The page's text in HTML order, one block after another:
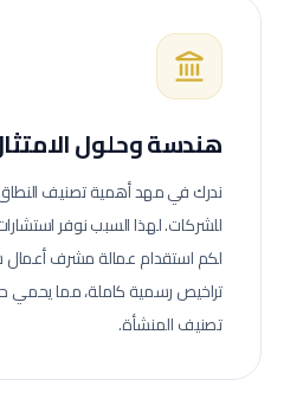
هندسة وحلول
ندرك في مهد أهمية تصنيف النطاق
للشركات. لهذا السبب نوفر
لكم استقدام عمالةمشرف أعمال
تراخيص رسمية كاملة، مما
تصنيف المنشأة.